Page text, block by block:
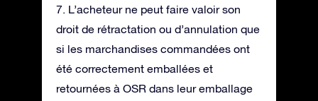
7. L’acheteur ne peut faire valoir son
droit de rétractation ou d’annulation que
si les marchandises commandées ont
été correctement emballées et
retournées à OSR dans leur emballage